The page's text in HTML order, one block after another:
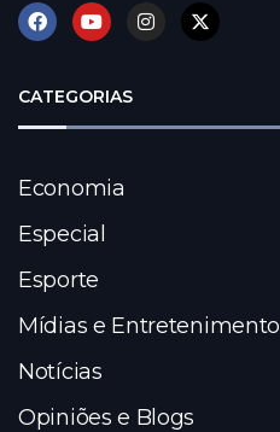
CATEGORIAS
Economia
Especial
Esporte
Mídias e Entretenimento
Notícias
Opiniões e Blogs